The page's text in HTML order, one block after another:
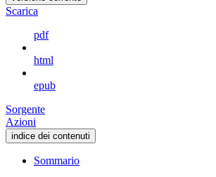
Scarica
pdf
html
epub
Sorgente
Azioni
indice dei contenuti
Sommario